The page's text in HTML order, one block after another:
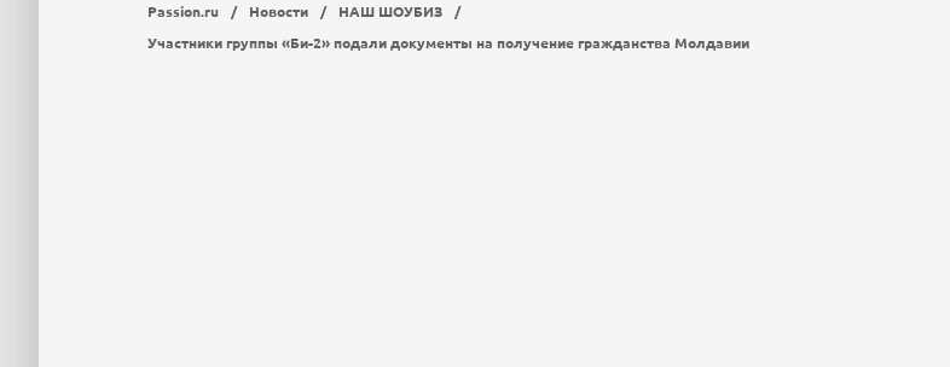
Passion.ru / Новости / НАШ ШОУБИЗ
/
Участники группы «Би-2» подали документы на получение гражданства Молдавии